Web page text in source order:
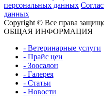
персональных данных
данных
Copyright © Все права
ОБЩАЯ ИНФОРМАЦИЯ
- Ветеринарные услуги
- Прайс цен
- Зоосалон
- Галерея
- Статьи
- Новости